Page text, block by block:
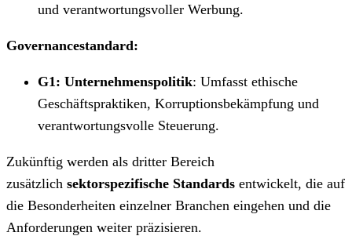
und verantwortungsvoller Werbung.
Governancestandard:
G1: Unternehmenspolitik: Umfasst ethische
Geschäftspraktiken, Korruptionsbekämpfung und
verantwortungsvolle Steuerung.
Zukünftig werden als dritter Bereich
zusätzlich sektorspezifische Standards entwickelt, die auf
die Besonderheiten einzelner Branchen eingehen und die
Anforderungen weiter präzisieren.